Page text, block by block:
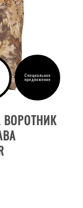
Специальное
предложение
ВОРОТНИК